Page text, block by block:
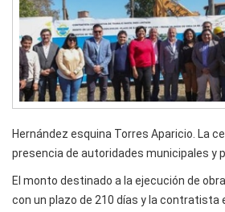
Hernández esquina Torres Aparicio. La
presencia de autoridades municipales y
El monto destinado a la ejecución de
con un plazo de 210 días y la contratista